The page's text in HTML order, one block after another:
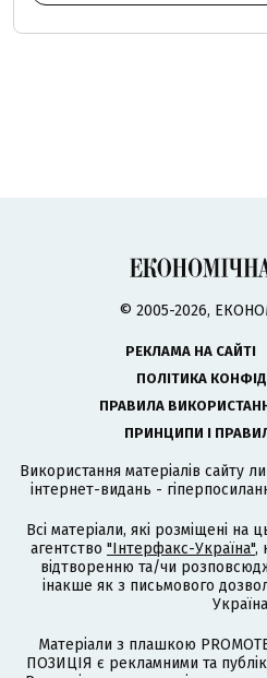
© 2005-2026,
РЕКЛАМА НА САЙТІ
ПОЛІТИКА
ПРАВИЛА
ПРИНЦИПИ І
Використання матеріалів сайту
інтернет-видань -
Всі матеріали, які розміщені на
агентство "Інтерфакс-Україна",
відтворенню та/чи
інакше як з письмового
Матеріали з плашкою
ПОЗИЦІЯ є рекламними та